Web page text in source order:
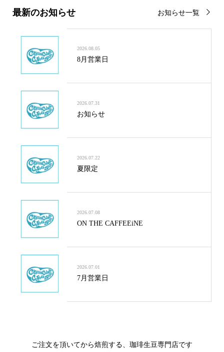
最新のお知らせ お知らせ一覧
2026.08.05
8月営業日
2026.07.31
お知らせ
2026.07.22
夏限定
2026.07.08
ON THE CAFFEEiNE
2026.07.01
7月営業日
ご注文を頂いてから焙煎する、珈琲生豆専門店です